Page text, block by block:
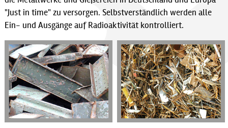
"Just in time" zu versorgen. Selbstverständlich werden alle
Ein- und Ausgänge auf Radioaktivität kontrolliert.